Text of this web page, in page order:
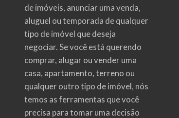
de imóveis, anunciar uma venda,
aluguel ou temporada de qualquer
tipo de imóvel que deseja
negociar. Se você está querendo
comprar, alugar ou vender uma
casa, apartamento, terreno ou
qualquer outro tipo de imóvel, nós
temos as ferramentas que você
precisa para tomar uma decisão